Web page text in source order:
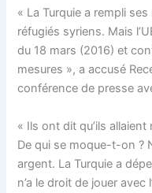
« La Turquie a rempli
réfugiés syriens. Mais
du 18 mars (2016) et
mesures », a accusé
conférence de presse
« Ils ont dit qu’ils
De qui se moque-t-on ?
argent. La Turquie a
n’a le droit de jouer avec